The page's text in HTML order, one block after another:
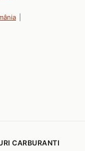
CARBURANTI